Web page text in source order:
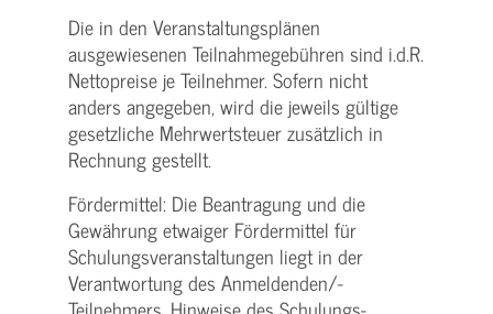
Die in den Veranstaltungsplänen
ausgewiesenen Teilnahmegebühren sind i.d.R.
Nettopreise je Teilnehmer. Sofern nicht
anders angegeben, wird die jeweils gültige
gesetzliche Mehrwertsteuer zusätzlich in
Rechnung gestellt.
Fördermittel: Die Beantragung und die
Gewährung etwaiger Fördermittel für
Schulungs­veranstaltungen liegt in der
Verantwortung des Anmeldenden/­